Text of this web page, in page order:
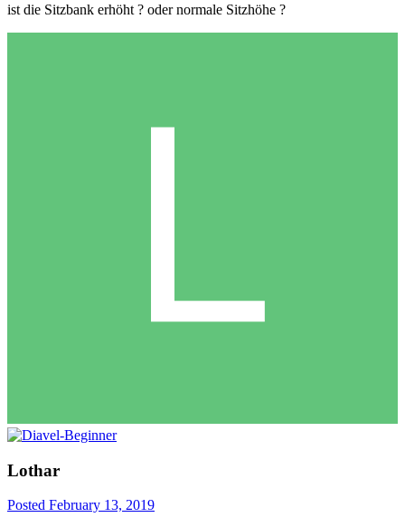
ist die Sitzbank erhöht ? oder normale Sitzhöhe ?
Lothar
Posted February 13, 2019